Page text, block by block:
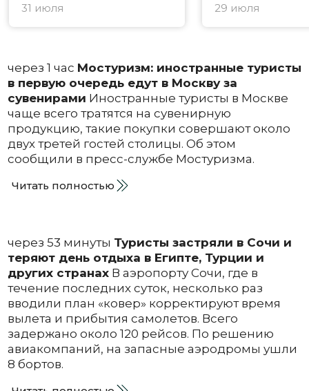
31 июля 29 июля
через 1 час Мостуризм: иностранные туристы
в первую очередь едут в Москву за
сувенирами Иностранные туристы в Москве
чаще всего тратятся на сувенирную
продукцию, такие покупки совершают около
двух третей гостей столицы. Об этом
сообщили в пресс-службе Мостуризма.
Читать полностью
через 53 минуты Туристы застряли в Сочи и
теряют день отдыха в Египте, Турции и
других странахВ аэропорту Сочи, где в
течение последних суток, несколько раз
вводили план «ковер» корректируют время
вылета и прибытия самолетов. Всего
задержано около 120 рейсов. По решению
авиакомпаний, на запасные аэродромы ушли
8 бортов.